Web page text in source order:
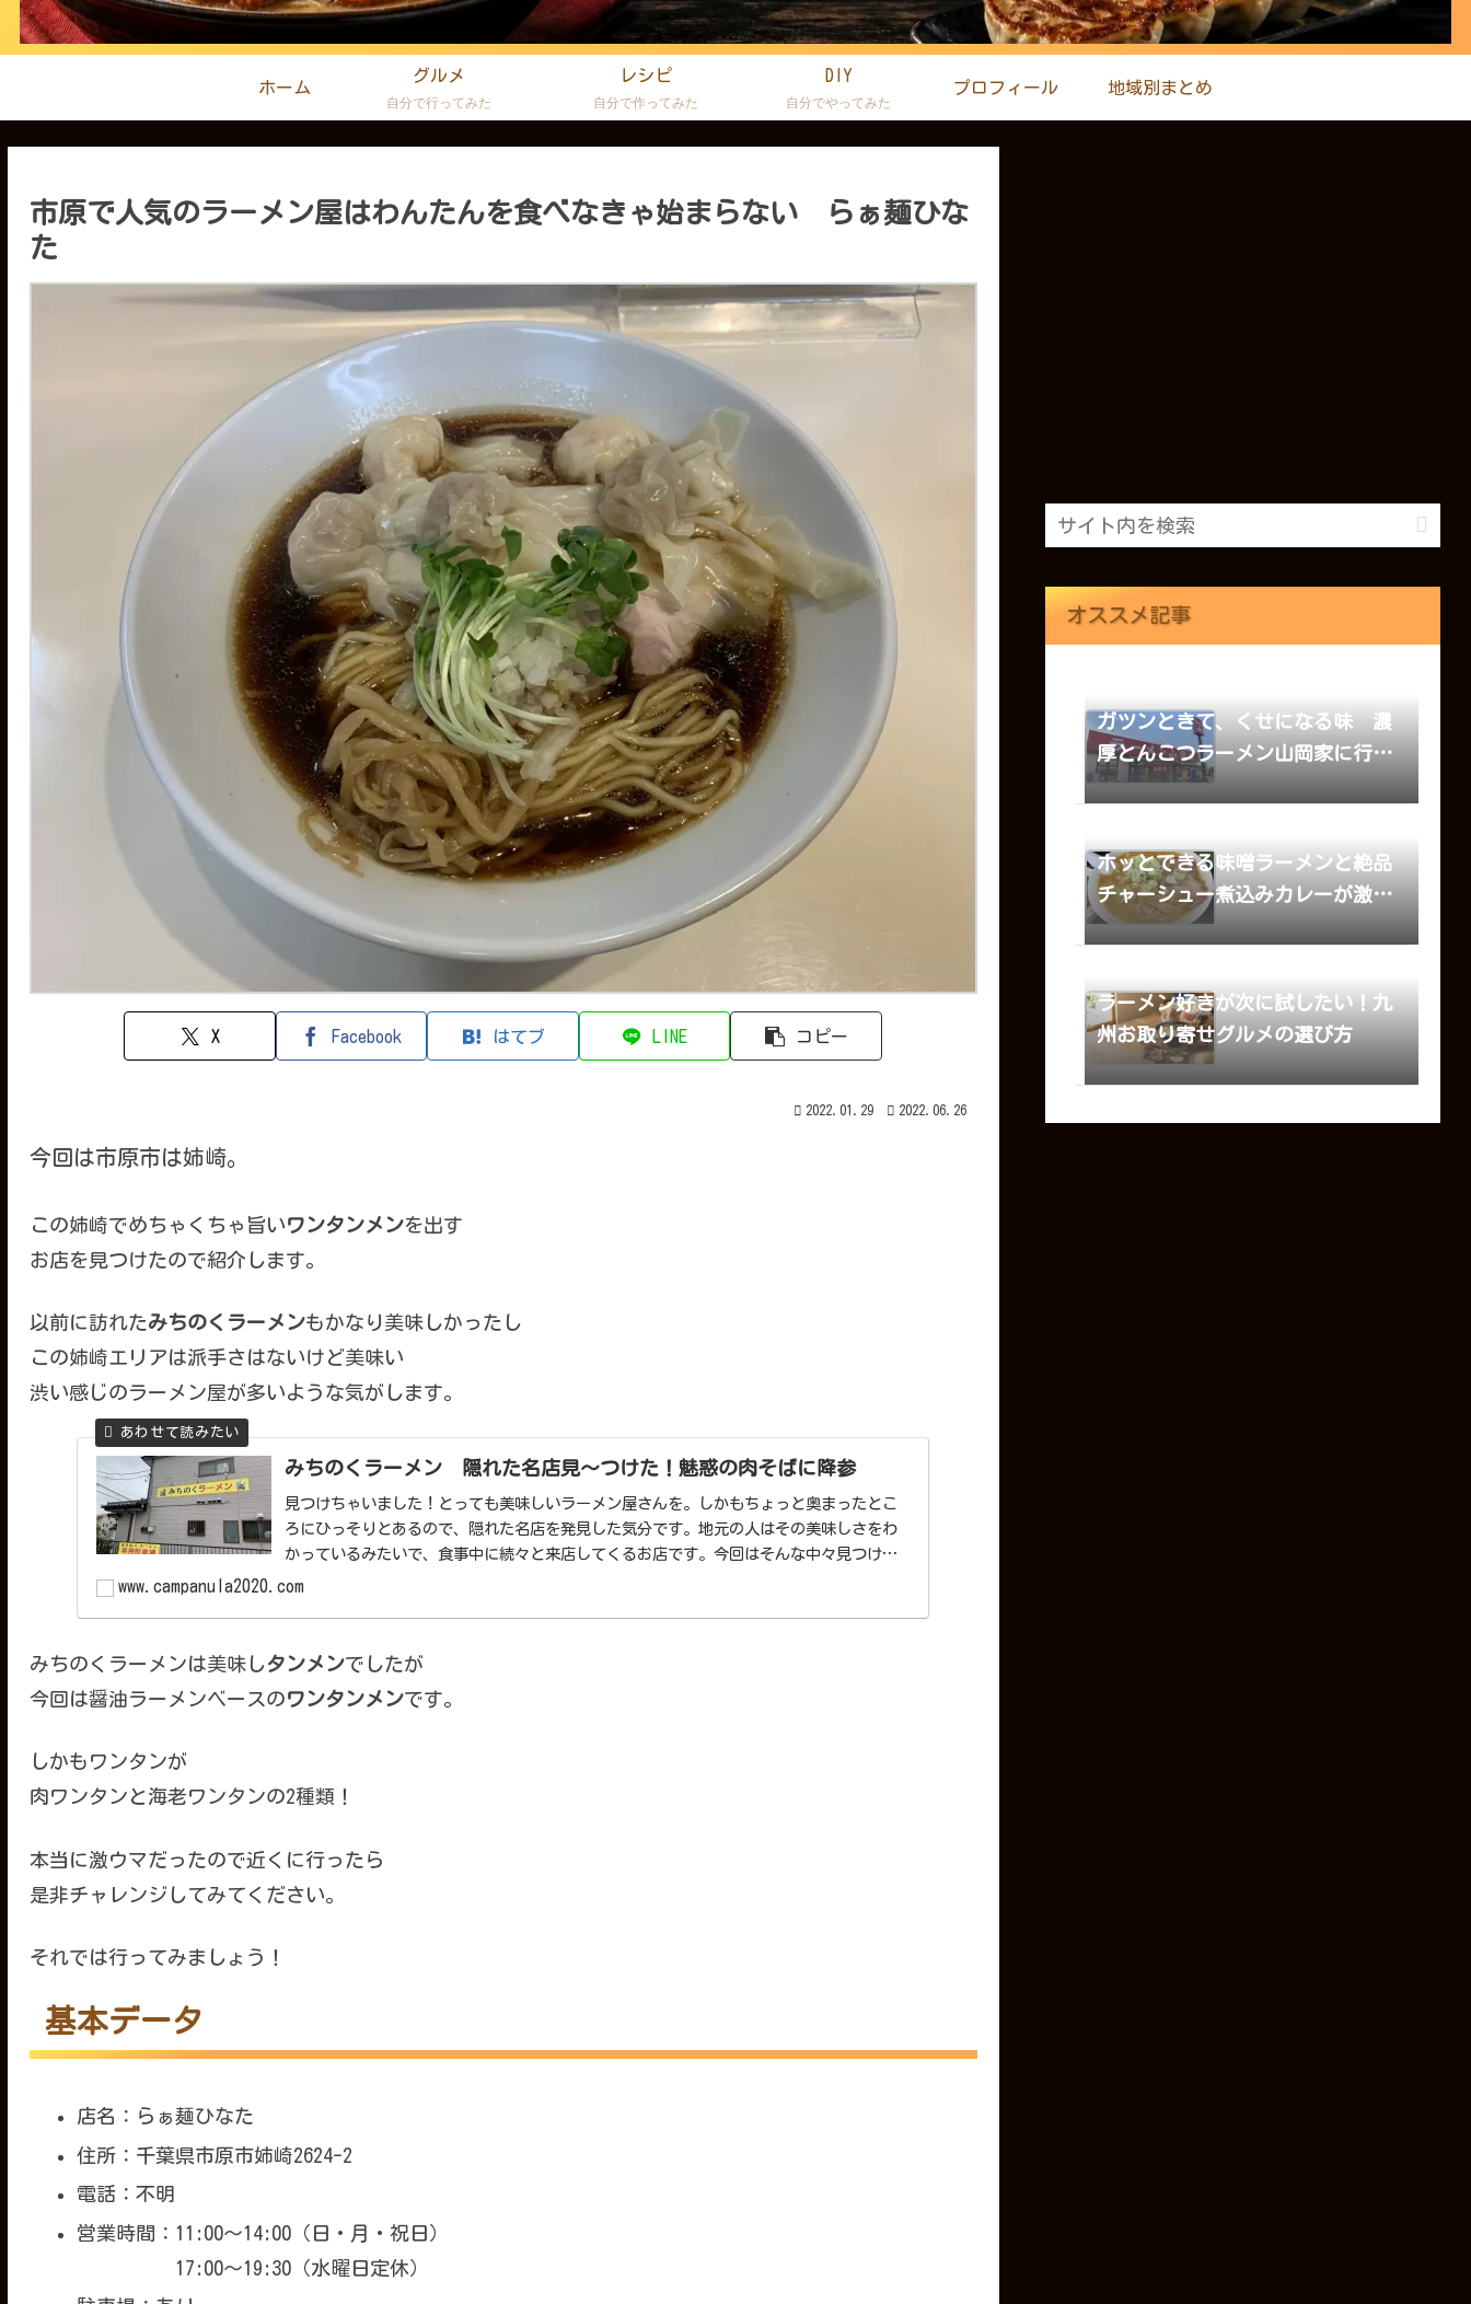
ホーム
グルメ
自分で行ってみた
レシピ
自分で作ってみた
DIY
自分でやってみた
プロフィール 地域別まとめ
市原で人気のラーメン屋はわんたんを食べなきゃ始まらない らぁ麺ひな
た
X Facebook はてブ LINE コピー
2022.01.29 2022.06.26
今回は市原市は姉崎。
この姉崎でめちゃくちゃ旨いワンタンメンを出す
お店を見つけたので紹介します。
以前に訪れたみちのくラーメンもかなり美味しかったし
この姉崎エリアは派手さはないけど美味い
渋い感じのラーメン屋が多いような気がします。
みちのくラーメン 隠れた名店見〜つけた！魅惑の肉そばに降参
見つけちゃいました！とっても美味しいラーメン屋さんを。しかもちょっと奥まったとこ
ろにひっそりとあるので、隠れた名店を発見した気分です。地元の人はその美味しさをわ
かっているみたいで、食事中に続々と来店してくるお店です。今回はそんな中々見つけ
ら...
www.campanula2020.com
みちのくラーメンは美味しタンメンでしたが
今回は醤油ラーメンベースのワンタンメンです。
しかもワンタンが
肉ワンタンと海老ワンタンの2種類！
本当に激ウマだったので近くに行ったら
是非チャレンジしてみてください。
それでは行ってみましょう！
基本データ
店名：らぁ麺ひなた
住所：千葉県市原市姉崎2624-2
電話：不明
営業時間：11:00～14:00（日・月・祝日）
17:00～19:30（水曜日定休）
オススメ記事
ガツンときて、くせになる味 濃
厚とんこつラーメン山岡家に行っ
てみた
ホッとできる味噌ラーメンと絶品
チャーシュー煮込みカレーが激ウ
マのお店 純輝 八千代店
ラーメン好きが次に試したい！九
州お取り寄せグルメの選び方